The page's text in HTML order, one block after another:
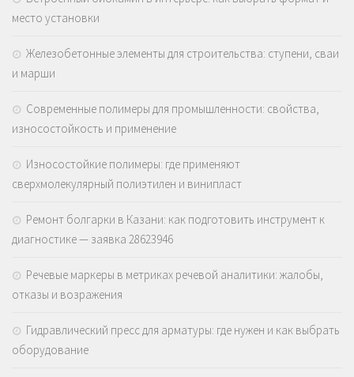
место установки
Железобетонные элементы для строительства: ступени, сваи
и марши
Современные полимеры для промышленности: свойства,
износостойкость и применение
Износостойкие полимеры: где применяют
сверхмолекулярный полиэтилен и винипласт
Ремонт болгарки в Казани: как подготовить инструмент к
диагностике — заявка 28623946
Речевые маркеры в метриках речевой аналитики: жалобы,
отказы и возражения
Гидравлический пресс для арматуры: где нужен и как выбрать
оборудование